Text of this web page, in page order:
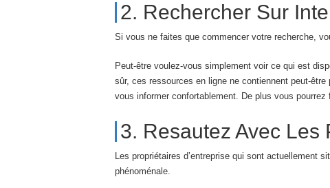
2. Rechercher Sur
Si vous ne faites que commencer votre recherche,
Peut-être voulez-vous simplement voir ce qui est
sûr, ces ressources en ligne ne contiennent peut-
vous informer confortablement. De plus vous
3. Resautez Avec Les
Les propriétaires d’entreprise qui sont actuellement
phénoménale.